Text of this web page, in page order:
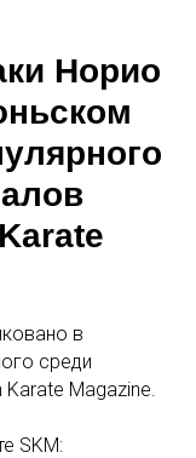
Норио
в
среди
Magazine.
SKM: